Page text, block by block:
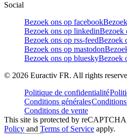
Social
Bezoek ons op facebook
Bezoek ons op linkedinBezoek
Bezoek ons op rss-feedBezoek
Bezoek ons op mastodon
Bezoek ons op blueskyBezoek
© 2026 Euractiv FR. All rights
Politique de confidentialité
Conditions générales
Conditions de vente
This site is protected by
Policy and Terms of Service apply.